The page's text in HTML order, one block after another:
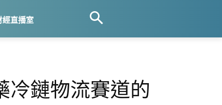
經直播室
冷鏈物流賽道的